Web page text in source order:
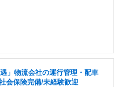
」物流会社の運行管理・配車
会保険完備/未経験歓迎